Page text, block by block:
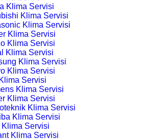
Klima Servisi
Klima Servisi
Klima Servisi
Klima Servisi
Klima Servisi
Klima Servisi
Klima Servisi
Klima Servisi
Servisi
Klima Servisi
Klima Servisi
Klima Servisi
Klima Servisi
Klima Servisi
Klima Servisi